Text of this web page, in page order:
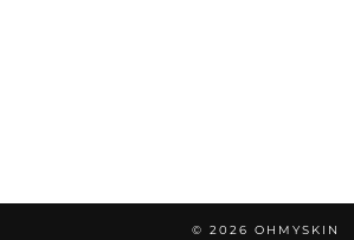
© 2026 OHMYSKIN